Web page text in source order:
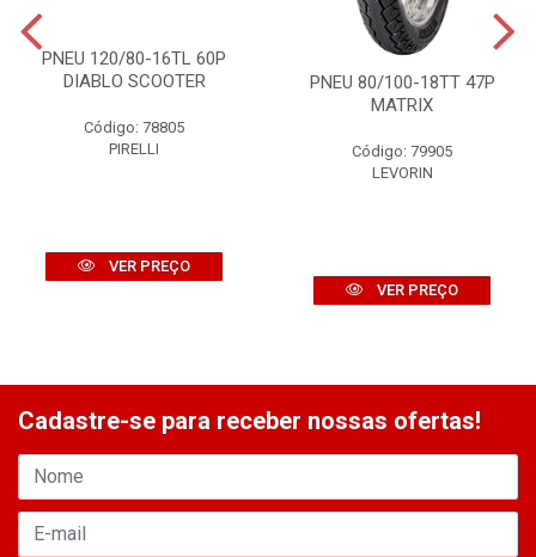
PNEU 120/80-16TL 60P
DIABLO SCOOTER
Código: 78805
PIRELLI
VER PREÇO
PNEU 80/100-18TT 47P
MATRIX
Código: 79905
LEVORIN
VER PREÇO
Cadastre-se para receber nossas ofertas!